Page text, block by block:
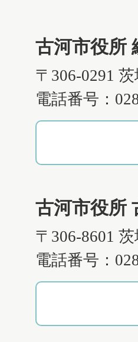
古河市役所
〒306-0291
電話番号：
古河市役所
〒306-8601
電話番号：